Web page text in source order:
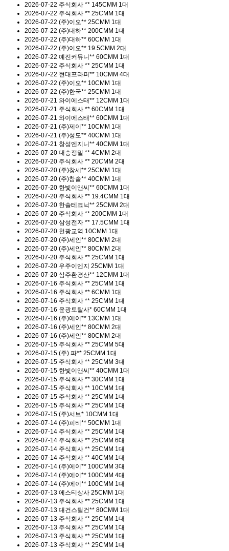
2026-07-22 주식회사 ** 145CMM 1대
2026-07-22 주식회사 ** 25CMM 1대
2026-07-22 (주)이오** 25CMM 1대
2026-07-22 (주)대하** 200CMM 1대
2026-07-22 (주)대하** 60CMM 1대
2026-07-22 (주)이오** 19.5CMM 2대
2026-07-22 예진커뮤니** 60CMM 1대
2026-07-22 주식회사 ** 25CMM 1대
2026-07-22 현대프라퍼** 10CMM 4대
2026-07-22 (주)이오** 10CMM 1대
2026-07-22 (주)한국** 25CMM 1대
2026-07-21 와이에스태** 12CMM 1대
2026-07-21 주식회사 ** 60CMM 1대
2026-07-21 와이에스태** 60CMM 1대
2026-07-21 (주)제이** 10CMM 1대
2026-07-21 (주)성도** 40CMM 1대
2026-07-21 창성엔지니** 40CMM 1대
2026-07-20 대승정밀 ** 4CMM 2대
2026-07-20 주식회사 ** 20CMM 2대
2026-07-20 (주)창세** 25CMM 1대
2026-07-20 (주)참솔** 40CMM 1대
2026-07-20 한빛이앤씨** 60CMM 1대
2026-07-20 주식회사 ** 19.4CMM 1대
2026-07-20 한솔테크닉** 25CMM 2대
2026-07-20 주식회사 ** 200CMM 1대
2026-07-20 삼성전자 ** 17.5CMM 1대
2026-07-20 천광교역 10CMM 1대
2026-07-20 (주)세인** 80CMM 2대
2026-07-20 (주)세인** 80CMM 2대
2026-07-20 주식회사 ** 25CMM 1대
2026-07-20 우주이엔지 25CMM 1대
2026-07-20 삼주환경산** 12CMM 1대
2026-07-16 주식회사 ** 25CMM 1대
2026-07-16 주식회사 ** 6CMM 1대
2026-07-16 주식회사 ** 25CMM 1대
2026-07-16 윤광토탈사* 60CMM 1대
2026-07-16 (주)에이** 13CMM 1대
2026-07-16 (주)세인** 80CMM 2대
2026-07-16 (주)세인** 80CMM 2대
2026-07-15 주식회사 ** 25CMM 5대
2026-07-15 (주) 파** 25CMM 1대
2026-07-15 주식회사 ** 25CMM 3대
2026-07-15 한빛이앤씨** 40CMM 1대
2026-07-15 주식회사 ** 30CMM 1대
2026-07-15 주식회사 ** 10CMM 1대
2026-07-15 주식회사 ** 25CMM 1대
2026-07-15 주식회사 ** 25CMM 1대
2026-07-15 (주)서브* 10CMM 1대
2026-07-14 (주)피티** 50CMM 1대
2026-07-14 주식회사 ** 25CMM 1대
2026-07-14 주식회사 ** 25CMM 6대
2026-07-14 주식회사 ** 25CMM 1대
2026-07-14 주식회사 ** 40CMM 1대
2026-07-14 (주)에이** 100CMM 3대
2026-07-14 (주)에이** 100CMM 4대
2026-07-14 (주)에이** 100CMM 1대
2026-07-13 에스티상사 25CMM 1대
2026-07-13 주식회사 ** 25CMM 1대
2026-07-13 대건스틸건** 80CMM 1대
2026-07-13 주식회사 ** 25CMM 1대
2026-07-13 주식회사 ** 25CMM 1대
2026-07-13 주식회사 ** 25CMM 1대
2026-07-13 주식회사 ** 25CMM 1대